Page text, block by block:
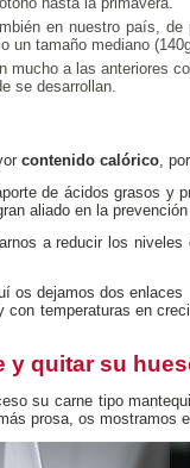
en nuestro país, de
un tamaño mediano
mucho a las anteriores
se desarrollan.
contenido calórico,
de ácidos grasos
aliado en la
a reducir los niveles
os dejamos dos
temperaturas en
y quitar su
su carne tipo
prosa, os